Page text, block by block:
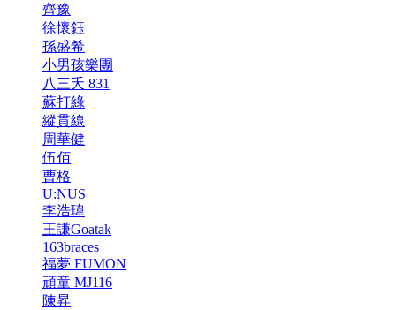
齊豫
徐懷鈺
孫盛希
小男孩樂團
八三夭 831
蘇打綠
縱貫線
周華健
伍佰
曹格
U:NUS
李浩瑋
王謙Goatak
163braces
福夢 FUMON
頑童 MJ116
陳昇